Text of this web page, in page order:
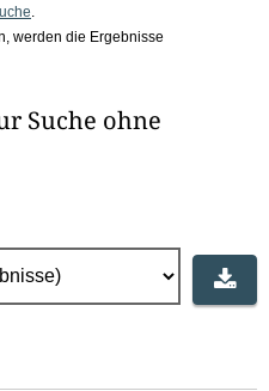
werden die Ergebnisse
Suche ohne